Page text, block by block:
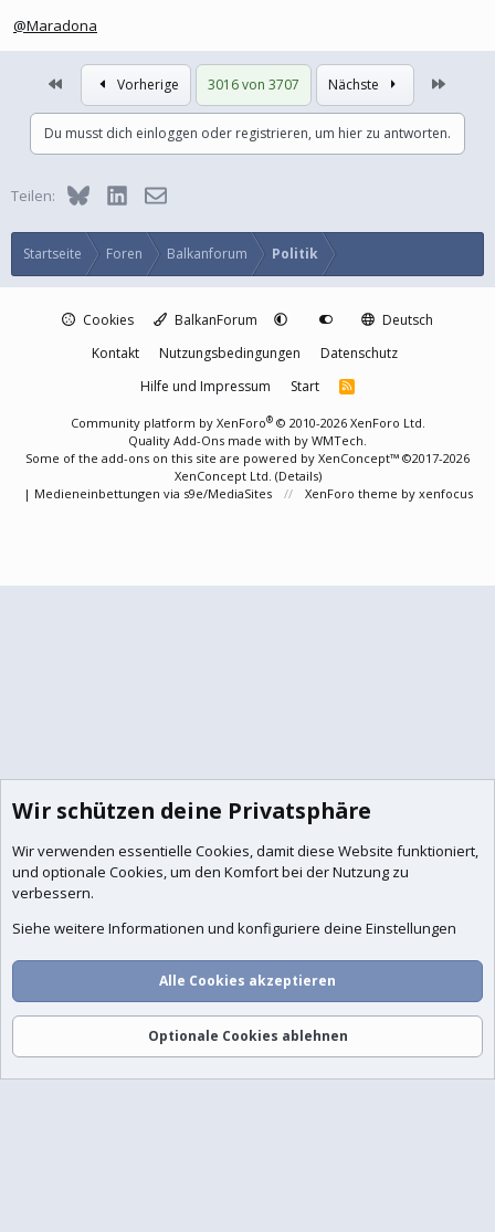
@Maradona
Vorherige 3016 von 3707 Nächste
Du musst dich einloggen oder registrieren, um hier zu antworten.
Teilen: BlueskyLinkedInE-Mail
Startseite Foren Balkanforum Politik
Cookies BalkanForum
Deutsch
Kontakt
Nutzungsbedingungen
Datenschutz
Hilfe und Impressum
Start
R
S
Community platform by XenForo® © 2010-2026 XenForo Ltd.
Quality Add-Ons made with by WMTech
Some of the add-ons on this site are powered by XenConcept™ ©2017-2026
XenConcept Ltd. (Details)
| Medieneinbettungen via s9e/MediaSites XenForo theme by xenfocus
Foren Aktuelles Anmelden Registrieren Suche
Wir schützen deine Privatsphäre